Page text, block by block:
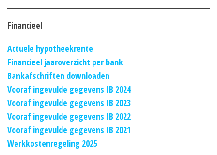
Financieel
Actuele hypotheekrente
Financieel jaaroverzicht per bank
Bankafschriften downloaden
Vooraf ingevulde gegevens IB 2024
Vooraf ingevulde gegevens IB 2023
Vooraf ingevulde gegevens IB 2022
Vooraf ingevulde gegevens IB 2021
Werkkostenregeling 2025